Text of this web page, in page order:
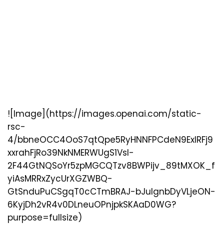
![Image](https://images.openai.com/static-
rsc-
4/bbneOCC4OoS7qtQpe5RyHNNFPCdeN9ExIRFj9
xxrahFjRo39NkNMERWUgS1Vsl-
2F44GtNQSoYr5zpMGCQTzv8BWPijv_89tMXOK_f
yiAsMRRxZycUrXGZWBQ-
GtSnduPuCSgqT0cCTmBRAJ-bJulgnbDyVLjeON-
6KyjDh2vR4v0DLneuOPnjpkSKAaD0WG?
purpose=fullsize)